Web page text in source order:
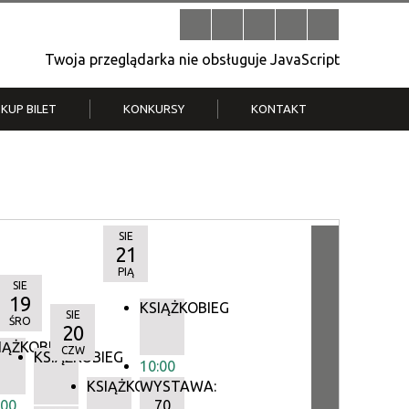
Twoja przeglądarka nie obsługuje JavaScript
KUP BILET KONKURSY
T.
KONTAKT
SIE
19
ŚRO
KSIĄŻKOBIEG
SIE
20
CZW
KSIĄŻKOBIEG
SIE
21
PIĄ
KSIĄŻKOBIEG
10:00
WYSTAWA:
70